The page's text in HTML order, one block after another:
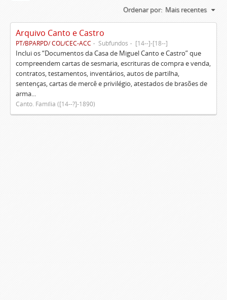
Ordenar por: Mais recentes
Arquivo Canto e Castro
PT/BPARPD/ COL/CEC-ACC Subfundos [14--]-[18--]
Inclui os “Documentos da Casa de Miguel Canto e Castro” que
compreendem cartas de sesmaria, escrituras de compra e venda,
contratos, testamentos, inventários, autos de partilha,
sentenças, cartas de mercê e privilégio, atestados de brasões de
arma...
Canto. Família ([14--?]-1890)